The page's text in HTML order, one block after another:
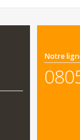
Notre